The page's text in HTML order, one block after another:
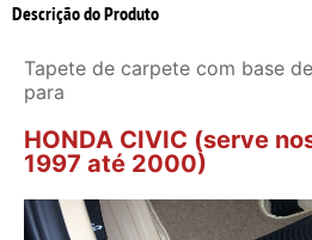
Descrição do Produto
Tapete de carpete com base
para
HONDA CIVIC (serve
1997 até 2000)